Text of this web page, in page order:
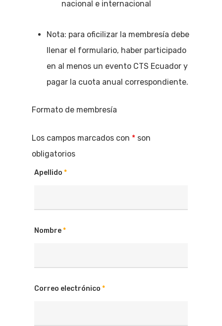
nacional e internacional
Nota: para oficilizar la membresía debe
llenar el formulario, haber participado
en al menos un evento CTS Ecuador y
pagar la cuota anual correspondiente.
Formato de membresía
Los campos marcados con * son
obligatorios
Apellido *
Nombre*
Correo electrónico *